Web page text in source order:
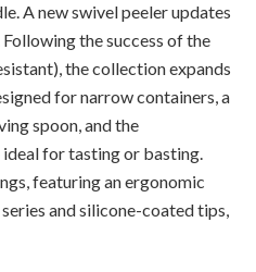
A new swivel peeler updates
the success of the
the collection expands
for narrow containers, a
spoon, and the
ideal for tasting or basting.
featuring an ergonomic
and silicone-coated tips,